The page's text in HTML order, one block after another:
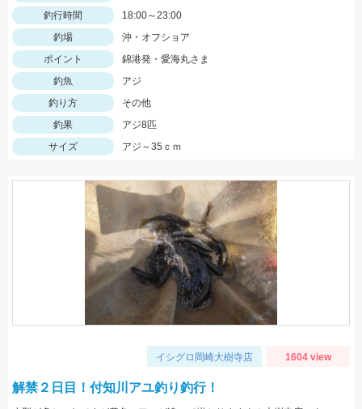
釣行時間
18:00～23:00
釣場
沖・オフショア
ポイント
錦港発・愛海丸さま
釣魚
アジ
釣り方
その他
釣果
アジ8匹
サイズ
アジ～35ｃｍ
イシグロ岡崎大樹寺店 1604 view
解禁２日目！付知川アユ釣り釣行！